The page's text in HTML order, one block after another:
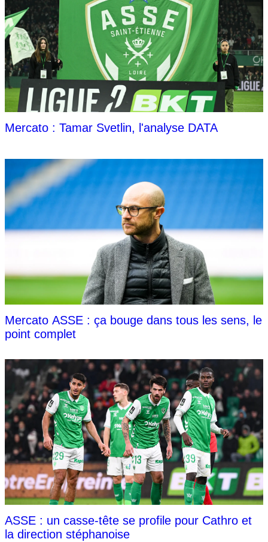
Mercato : Tamar Svetlin, l'analyse DATA
Mercato ASSE : ça bouge dans tous les sens, le
point complet
ASSE : un casse-tête se profile pour Cathro et
la direction stéphanoise